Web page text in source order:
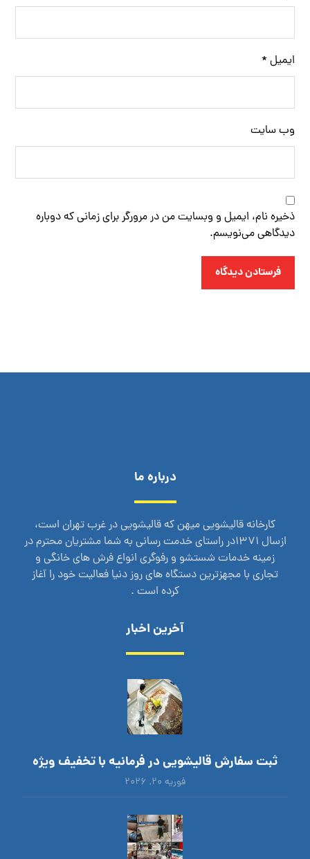
ایمیل *
وب‌ سایت
ذخیره نام، ایمیل و وبسایت من در مرورگر برای زمانی که دوباره
دیدگاهی می‌نویسم.
فرستادن دیدگاه
درباره ما
کارخانه قالیشویی میهن که قالیشویی در غرب تهران است،
ازسال 1371در راستای خدمت رسانی به شما مشتریان محترم در
زمینه خدمات شستشو و رفوگری انواع فرش های خانگی و
تجاری با مجهزترین دستگاه های روز دنیا فعالیت خود را آغاز
کرده است .
آخرین اخبار
ثبت سفارش قالیشویی در فرمانیه با تخفیف ویژه
فوریه ۲۰, ۲۰۲۶